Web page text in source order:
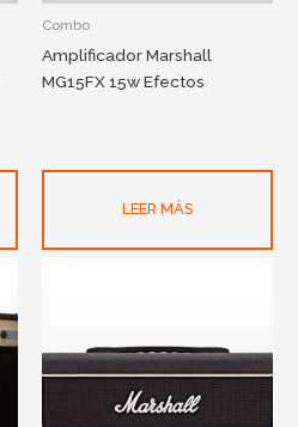
Combo
Amplificador Marshall
MG15FX 15w Efectos
LEER MÁS